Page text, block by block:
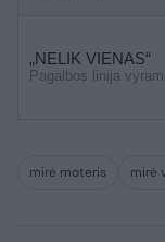
„NELIK VIENAS“
Pagalbos linija
mirė moteris mirė